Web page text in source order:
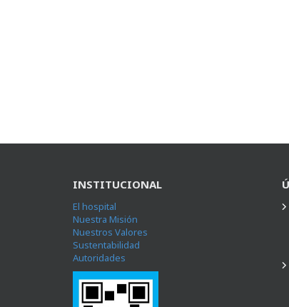
INSTITUCIONAL
El hospital
Nuestra Misión
Nuestros Valores
Sustentabilidad
Autoridades